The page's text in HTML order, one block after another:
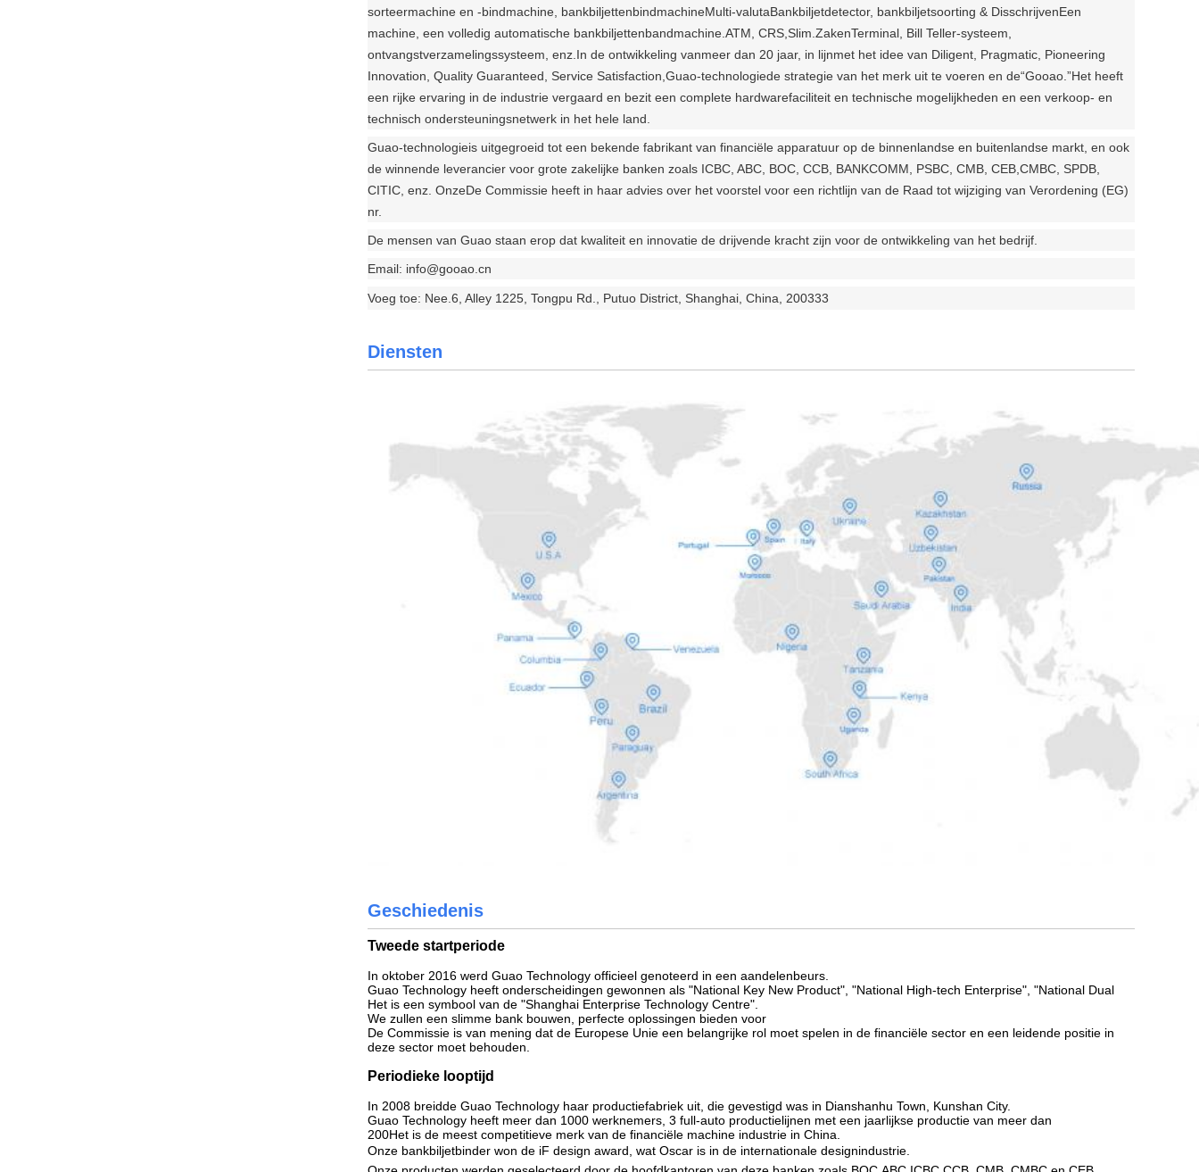
sorteermachine en -bindmachine, bankbiljettenbindmachineMulti-valutaBankbiljetdetector, bankbiljetsoorting & DisschrijvenEen
machine, een volledig automatische bankbiljettenbandmachine. ATM, CRS, Slim. ZakenTerminal, Bill Teller-systeem,
ontvangstverzamelingssysteem, enz. In de ontwikkeling vanmeer dan 20 jaar, in lijnmet het idee van Diligent, Pragmatic, Pioneering
Innovation, Quality Guaranteed, Service Satisfaction, Guao-technologiede strategie van het merk uit te voeren en de“Gooao. ”Het heeft
een rijke ervaring in de industrie vergaard en bezit een complete hardwarefaciliteit en technische mogelijkheden en een verkoop- en
technisch ondersteuningsnetwerk in het hele land.
Guao-technologieis uitgegroeid tot een bekende fabrikant van financiële apparatuur op de binnenlandse en buitenlandse markt, en ook
de winnende leverancier voor grote zakelijke banken zoals ICBC, ABC, BOC, CCB, BANKCOMM, PSBC, CMB, CEB,CMBC, SPDB,
CITIC, enz. OnzeDe Commissie heeft in haar advies over het voorstel voor een richtlijn van de Raad tot wijziging van Verordening (EG)
nr.
De mensen van Guao staan erop dat kwaliteit en innovatie de drijvende kracht zijn voor de ontwikkeling van het bedrijf.
Email: info@gooao.cn
Voeg toe: Nee.6, Alley 1225, Tongpu Rd., Putuo District, Shanghai, China, 200333
Diensten
Geschiedenis
Tweede startperiode
In oktober 2016 werd Guao Technology officieel genoteerd in een aandelenbeurs.
Guao Technology heeft onderscheidingen gewonnen als "National Key New Product", "National High-tech Enterprise", "National Dual
Het is een symbool van de "Shanghai Enterprise Technology Centre".
We zullen een slimme bank bouwen, perfecte oplossingen bieden voor
De Commissie is van mening dat de Europese Unie een belangrijke rol moet spelen in de financiële sector en een leidende positie in
deze sector moet behouden.
Periodieke looptijd
In 2008 breidde Guao Technology haar productiefabriek uit, die gevestigd was in Dianshanhu Town, Kunshan City.
Guao Technology heeft meer dan 1000 werknemers, 3 full-auto productielijnen met een jaarlijkse productie van meer dan
200Het is de meest competitieve merk van de financiële machine industrie in China.
Onze bankbiljetbinder won de iF design award, wat Oscar is in de internationale designindustrie.